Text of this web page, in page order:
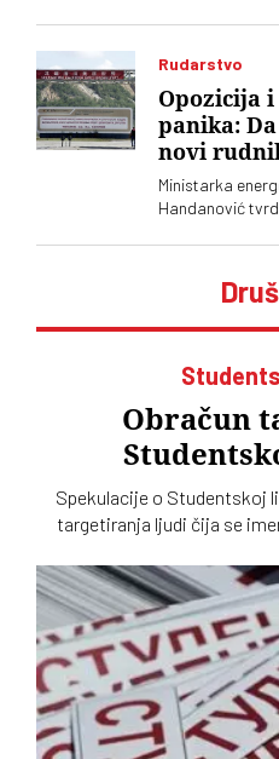
Rudarstvo
Opozicija
panika:
novi
Ministarka
Handanović
Obračun
Spekulacije o Studentskoj
targetiranja ljudi čija se
zaštite pred